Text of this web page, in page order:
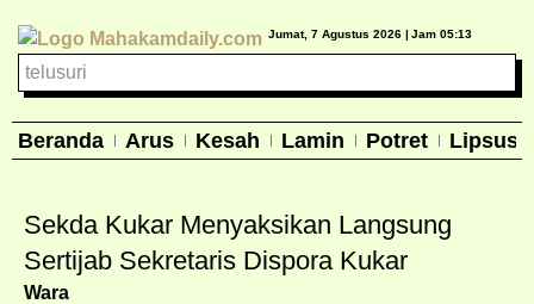
Jumat, 7 Agustus 2026 | Jam 05:13
Beranda Arus Kesah Lamin Potret Lipsus
Sekda Kukar Menyaksikan Langsung
Sertijab Sekretaris Dispora Kukar
Wara